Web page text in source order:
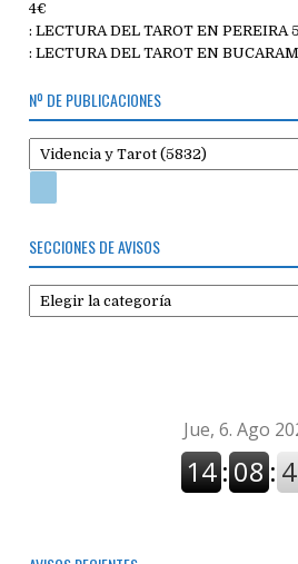
4€
: LECTURA DEL TAROT EN PEREIRA
: LECTURA DEL TAROT EN
Nº DE PUBLICACIONES
SECCIONES DE AVISOS
Secciones
de